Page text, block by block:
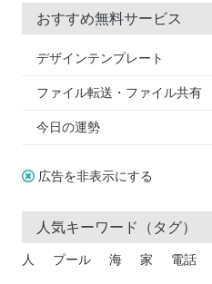
おすすめ無料サービス
デザインテンプレート
ファイル転送・ファイル共有
今日の運勢
広告を非表示にする
人気キーワード（タグ）
人 プール 海 家 電話